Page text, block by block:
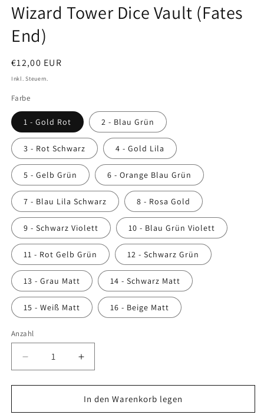
Wizard Tower Dice Vault (Fates
End)
Normaler
Preis
€12,00 EUR
Inkl. Steuern.
Farbe
1 - Gold Rot 2 - Blau Grün
3 - Rot Schwarz 4 - Gold Lila
5 - Gelb Grün 6 - Orange Blau Grün
7 - Blau Lila Schwarz 8 - Rosa Gold
9 - Schwarz Violett 10 - Blau Grün Violett
11 - Rot Gelb Grün 12 - Schwarz Grün
13 - Grau Matt 14 - Schwarz Matt
15 - Weiß Matt 16 - Beige Matt
Anzahl
Anzahl
Verringere
die
Menge
Wizard
Erhöhe
die
Menge
für
Wizard
In den Warenkorb legen